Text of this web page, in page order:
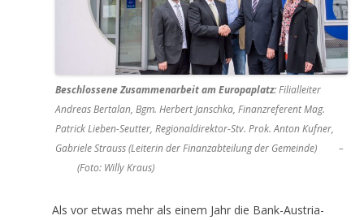
Beschlossene Zusammenarbeit am Europaplatz:Filialleiter
Andreas Bertalan, Bgm. Herbert Janschka, Finanzreferent Mag.
Patrick Lieben-Seutter, Regionaldirektor-Stv. Prok. Anton Kufner,
Gabriele Strauss (Leiterin der Finanzabteilung der Gemeinde) –
(Foto: Willy Kraus)
Als vor etwas mehr als einem Jahr die Bank-Austria-